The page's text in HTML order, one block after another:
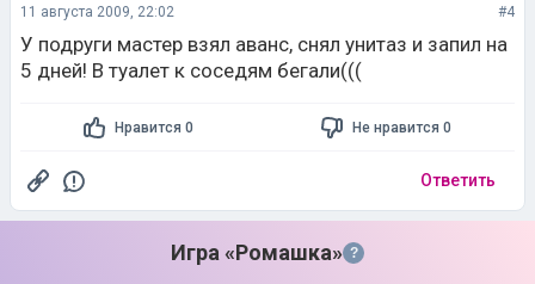
11 августа 2009, 22:02 #4
У подруги мастер взял аванс, снял унитаз и запил на
5 дней! В туалет к соседям бегали(((
Нравится 0 Не нравится 0
Ответить
Игра «Ромашка» ?